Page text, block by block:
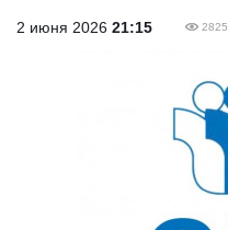
2 июня 2026 21:15 2825